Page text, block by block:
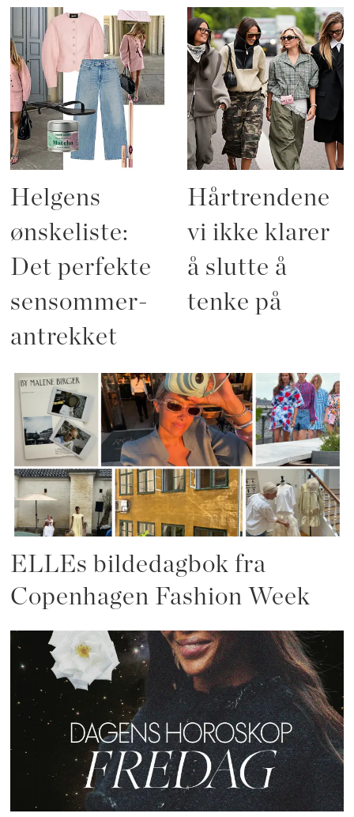
Helgens
ønskeliste:
Det perfekte
sensommer-
antrekket
Hårtrendene
vi ikke klarer
å slutte å
tenke på
ELLEs bildedagbok fra
Copenhagen Fashion Week